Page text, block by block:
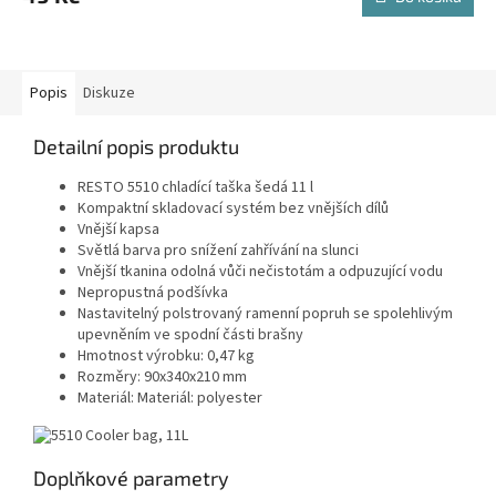
Popis Diskuze
Detailní popis produktu
RESTO 5510 chladící taška šedá 11 l
Kompaktní skladovací systém bez vnějších dílů
Vnější kapsa
Světlá barva pro snížení zahřívání na slunci
Vnější tkanina odolná vůči nečistotám a odpuzující vodu
Nepropustná podšívka
Nastavitelný polstrovaný ramenní popruh se spolehlivým
upevněním ve spodní části brašny
Hmotnost výrobku: 0,47 kg
Rozměry: 90x340x210 mm
Materiál: Materiál: polyester
Doplňkové parametry